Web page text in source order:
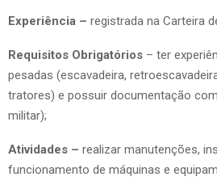
Experiência – registrada na Carteira
Requisitos Obrigatórios – ter
pesadas (escavadeira,
tratores) e possuir documentação
militar);
Atividades – realizar manutenções,
funcionamento de máquinas e